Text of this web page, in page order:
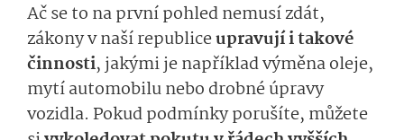
Ač se to na první pohled nemusí zdát,
zákony v naší republiceupravují i takové
činnosti, jakými je například výměna oleje,
mytí automobilu nebo drobné úpravy
vozidla. Pokud podmínky porušíte, můžete